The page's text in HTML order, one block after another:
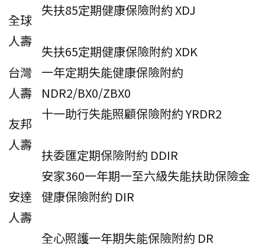
全球
人壽
失扶85定期健康保險附約 XDJ
失扶65定期健康保險附約 XDK
台灣
人壽
一年定期失能健康保險附約
NDR2/BX0/ZBX0
友邦
人壽
十一助行失能照顧保險附約 YRDR2
扶委匯定期保險附約 DDIR
安達
人壽
安家360一年期一至六級失能扶助保險金
健康保險附約 DIR
全心照護一年期失能保險附約 DR